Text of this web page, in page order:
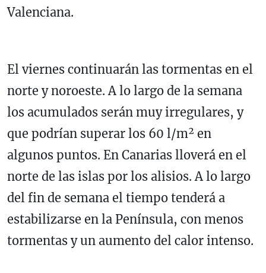
Valenciana.
El viernes continuarán las tormentas en el
norte y noroeste. A lo largo de la semana
los acumulados serán muy irregulares, y
que podrían superar los 60 l/m² en
algunos puntos. En Canarias lloverá en el
norte de las islas por los alisios. A lo largo
del fin de semana el tiempo tenderá a
estabilizarse en la Península, con menos
tormentas y un aumento del calor intenso.